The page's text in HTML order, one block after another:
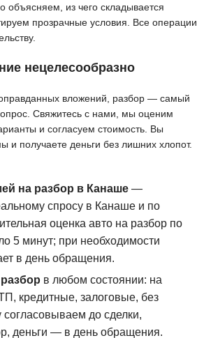
объясняем, из чего складывается
прозрачные условия. Все операции
нецелесообразно
вложений, разбор — самый
Свяжитесь с нами, мы оценим
и согласуем стоимость. Вы
и получаете деньги без лишних хлопот.
на разбор в Канаше—
спросу в Канаше и по
оценка авто на разбор по
5 минут; при необходимости
в день обращения.
в любом состоянии: на
кредитные, залоговые, без
до сделки,
деньги — в день обращения.